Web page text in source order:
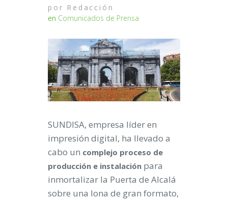
por Redacción
en Comunicados de Prensa
SUNDISA, empresa líder en
impresión digital, ha llevado a
cabo un complejo proceso de
producción e instalación para
inmortalizar la Puerta de Alcalá
sobre una lona de gran formato,